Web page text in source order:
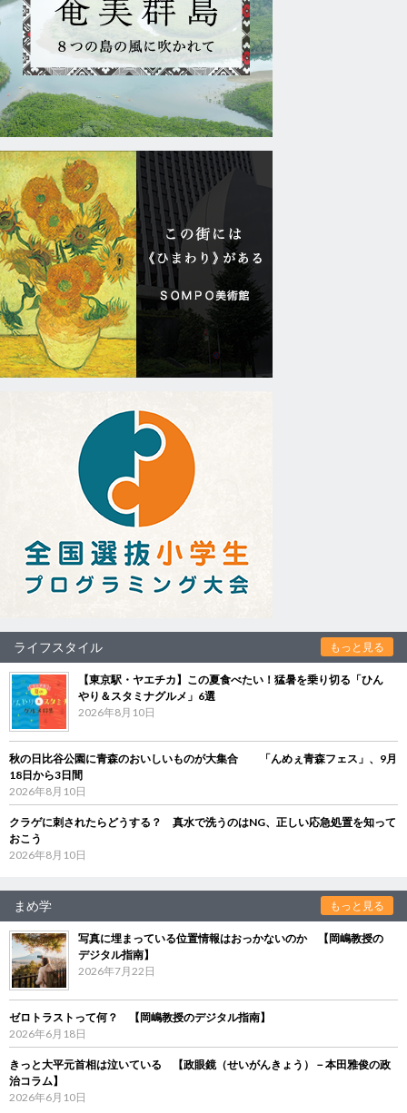
ライフスタイル もっと見る
【東京駅・ヤエチカ】この夏食べたい！猛暑を乗り切る「ひん
やり＆スタミナグルメ」6選
2026年8月10日
秋の日比谷公園に青森のおいしいものが大集合 「んめぇ青森フェス」、9月
18日から3日間
2026年8月10日
クラゲに刺されたらどうする？ 真水で洗うのはNG、正しい応急処置を知って
おこう
2026年8月10日
まめ学 もっと見る
写真に埋まっている位置情報はおっかないのか 【岡嶋教授の
デジタル指南】
2026年7月22日
ゼロトラストって何？ 【岡嶋教授のデジタル指南】
2026年6月18日
きっと大平元首相は泣いている 【政眼鏡（せいがんきょう）－本田雅俊の政
治コラム】
2026年6月10日